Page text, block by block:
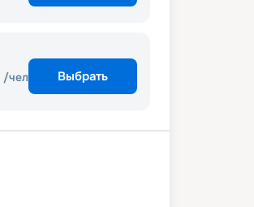
/чел Выбрать